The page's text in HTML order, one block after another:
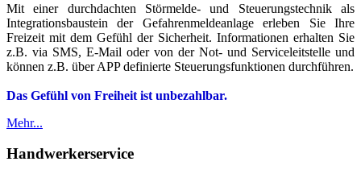
Mit einer durchdachten Störmelde- und Steuerungstechnik als
Integrationsbaustein der Gefahrenmeldeanlage erleben Sie Ihre
Freizeit mit dem Gefühl der Sicherheit. Informationen erhalten Sie
z.B. via SMS, E-Mail oder von der Not- und Serviceleitstelle und
können z.B. über APP definierte Steuerungsfunktionen durchführen.
Das Gefühl von Freiheit ist unbezahlbar.
Mehr...
Handwerkerservice